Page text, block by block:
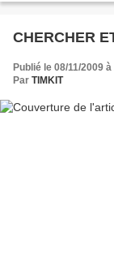
CHERCHER
Publié le 08/11/2009
Par TIMKIT